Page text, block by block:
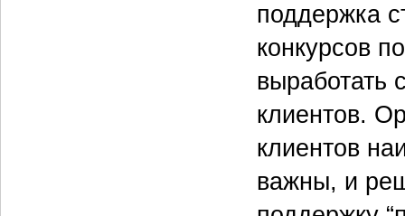
поддержка
конкурсов
выработать
клиентов.
клиентов
важны, и